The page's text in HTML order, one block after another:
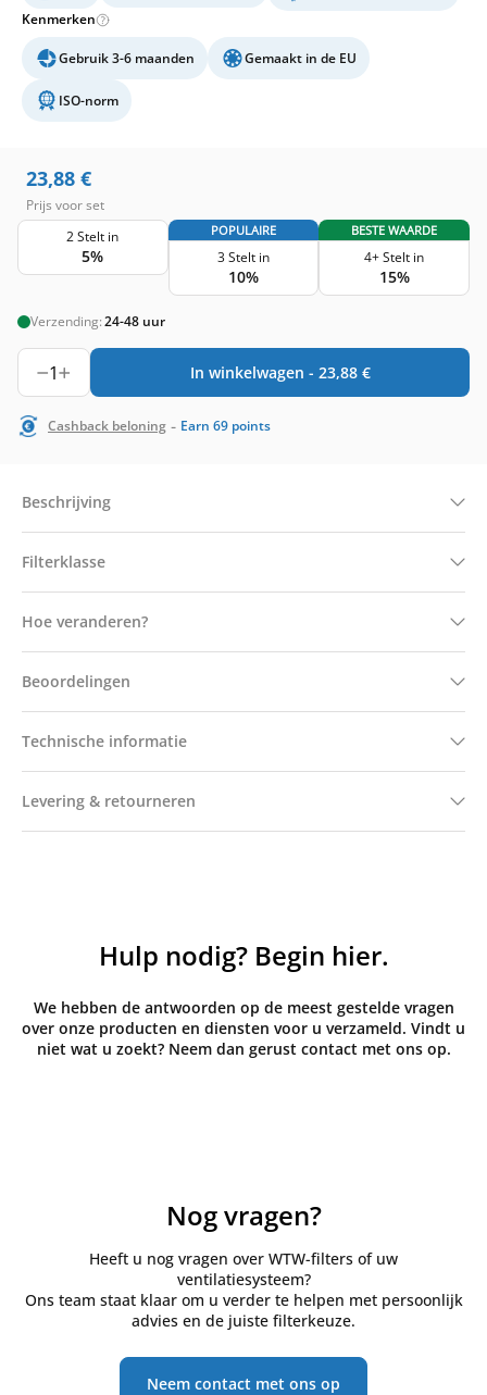
Kenmerken
Gebruik 3-6 maanden Gemaakt in de EU
ISO-norm
23,88 €
Prijs voor set
2 Stelt in
5%
POPULAIRE
3 Stelt in
10%
BESTE WAARDE
4+ Stelt in
15%
Verzending:24-48 uur
1 In winkelwagen - 23,88 €
Cashback beloning - Earn 69 points
Beschrijving
Filterklasse
Hoe veranderen?
Beoordelingen
Technische informatie
Levering & retourneren
Hulp nodig? Begin hier.
We hebben de antwoorden op de meest gestelde vragen
over onze producten en diensten voor u verzameld. Vindt u
niet wat u zoekt? Neem dan gerust contact met ons op.
Nog vragen?
Heeft u nog vragen over WTW-filters of uw
ventilatiesysteem?
Ons team staat klaar om u verder te helpen met persoonlijk
advies en de juiste filterkeuze.
Neem contact met ons op